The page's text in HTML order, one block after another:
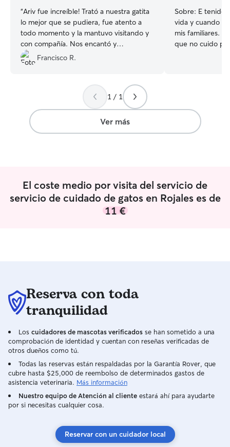
“Ariv fue increíble! Trató a nuestra gatita
lo mejor que se pudiera, fue atento a
todo momento y la mantuvo visitando y
con compañía. Nos encantó y
volveríamos a usar el servicio con el
absolutamente!
Francisco R.
Sobre: E tenido
vida y cuando
mis familiares.
que no cuido
este momento
desde las
23/00 hs por lo
noches , puedo
problemas para
animales Generalmente los cuido en sus
1 / 1
Ver más
El coste medio por visita del servicio de
servicio de cuidado de gatos en Rojales es de
11 €
Reserva con toda
tranquilidad
Los cuidadores de mascotas verificados se han sometido a una
comprobación de identidad y cuentan con reseñas verificadas de
otros dueños como tú.
Todas las reservas están respaldadas por la Garantía Rover, que
cubre hasta $25,000 de reembolso de determinados gastos de
asistencia veterinaria. Más información
Nuestro equipo de Atención al cliente estará ahí para ayudarte
por si necesitas cualquier cosa.
Reservar con un cuidador local